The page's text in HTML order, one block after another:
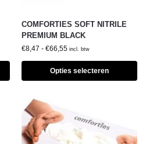
COMFORTIES SOFT NITRILE
PREMIUM BLACK
€8,47 - €66,55 incl. btw
Opties selecteren